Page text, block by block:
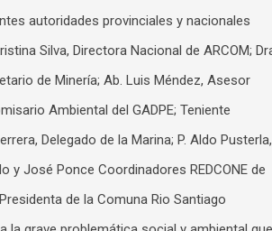
autoridades provinciales y nacionales
Silva, Directora Nacional de ARCOM;
de Minería; Ab. Luis Méndez, Asesor
Ambiental del GADPE; Teniente
Delegado de la Marina; P. Aldo Pusterla,
y José Ponce Coordinadores REDCONE de
de la Comuna Rio Santiago